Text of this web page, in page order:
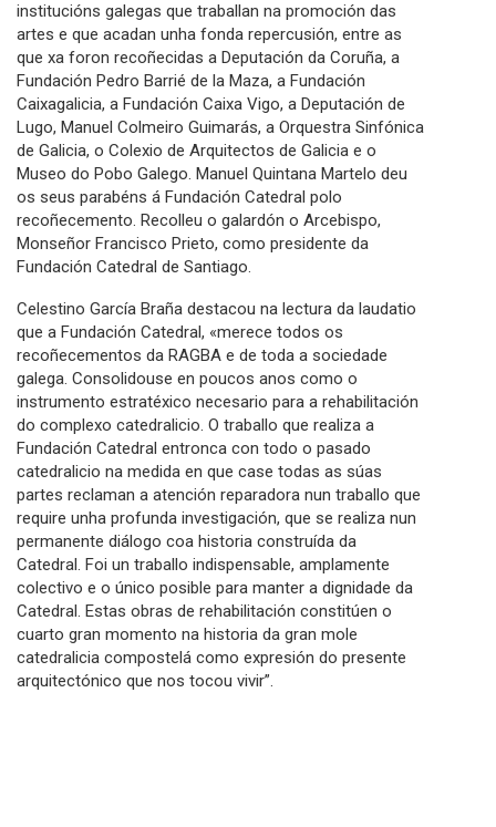
institucións galegas que traballan na promoción das
artes e que acadan unha fonda repercusión, entre as
que xa foron recoñecidas a Deputación da Coruña, a
Fundación Pedro Barrié de la Maza, a Fundación
Caixagalicia, a Fundación Caixa Vigo, a Deputación de
Lugo, Manuel Colmeiro Guimarás, a Orquestra Sinfónica
de Galicia, o Colexio de Arquitectos de Galicia e o
Museo do Pobo Galego. Manuel Quintana Martelo deu
os seus parabéns á Fundación Catedral polo
recoñecemento. Recolleu o galardón o Arcebispo,
Monseñor Francisco Prieto, como presidente da
Fundación Catedral de Santiago.
Celestino García Braña destacou na lectura da laudatio
que a Fundación Catedral, «merece todos os
recoñecementos da RAGBA e de toda a sociedade
galega. Consolidouse en poucos anos como o
instrumento estratéxico necesario para a rehabilitación
do complexo catedralicio. O traballo que realiza a
Fundación Catedral entronca con todo o pasado
catedralicio na medida en que case todas as súas
partes reclaman a atención reparadora nun traballo que
require unha profunda investigación, que se realiza nun
permanente diálogo coa historia construída da
Catedral. Foi un traballo indispensable, amplamente
colectivo e o único posible para manter a dignidade da
Catedral. Estas obras de rehabilitación constitúen o
cuarto gran momento na historia da gran mole
catedralicia compostelá como expresión do presente
arquitectónico que nos tocou vivir”.